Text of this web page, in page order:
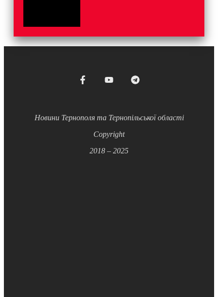
Новини Тернополя та Тернопільської області
Copyright
2018 – 2025